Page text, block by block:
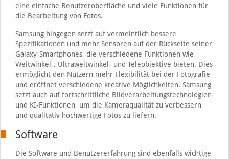
eine einfache Benutzeroberfläche und viele Funktionen für
die Bearbeitung von Fotos.
Samsung hingegen setzt auf vermeintlich bessere
Spezifikationen und mehr Sensoren auf der Rückseite seiner
Galaxy-Smartphones, die verschiedene Funktionen wie
Weitwinkel-, Ultraweitwinkel- und Teleobjektive bieten. Dies
ermöglicht den Nutzern mehr Flexibilität bei der Fotografie
und eröffnet verschiedene kreative Möglichkeiten. Samsung
setzt auch auf fortschrittliche Bildverarbeitungstechnologien
und KI-Funktionen, um die Kameraqualität zu verbessern
und qualitativ hochwertige Fotos zu liefern.
Software
Die Software und Benutzererfahrung sind ebenfalls wichtige